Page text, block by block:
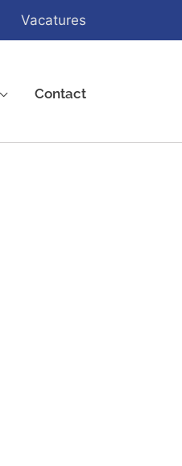
Vacatures
Contact